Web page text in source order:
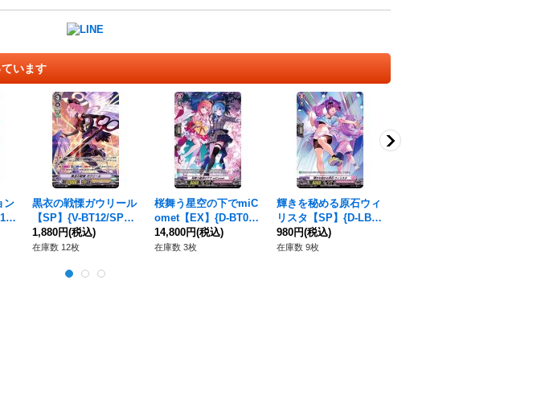
います
ン
黒衣の戦慄ガウリール
【SP】{V-BT12/SP0
1}《エンジェルフェザ
ー》
1,880円(税込)
在庫数 12枚
桜舞う星空の下でmiC
omet【EX】{D-BT08/
EX05S}《リリカルモ
ナステリオ》
14,800円(税込)
在庫数 3枚
輝きを秘める原石ウィ
リスタ【SP】{D-LBT
01/SP30}《リリカル
モナステリオ》
980円(税込)
在庫数 9枚